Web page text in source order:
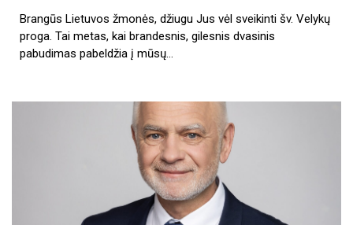
Brangūs Lietuvos žmonės, džiugu Jus vėl sveikinti šv. Velykų
proga. Tai metas, kai brandesnis, gilesnis dvasinis
pabudimas pabeldžia į mūsų…